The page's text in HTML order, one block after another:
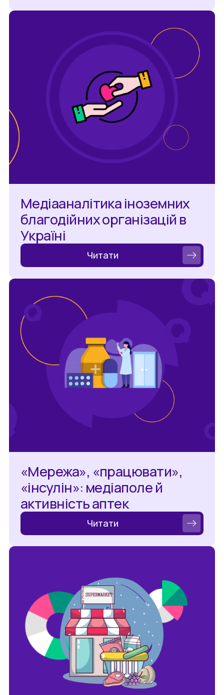
Медіааналітика іноземних
благодійних організацій в
Україні
Читати
«Мережа», «працювати»,
«інсулін»: медіаполе й
активність аптек
Читати